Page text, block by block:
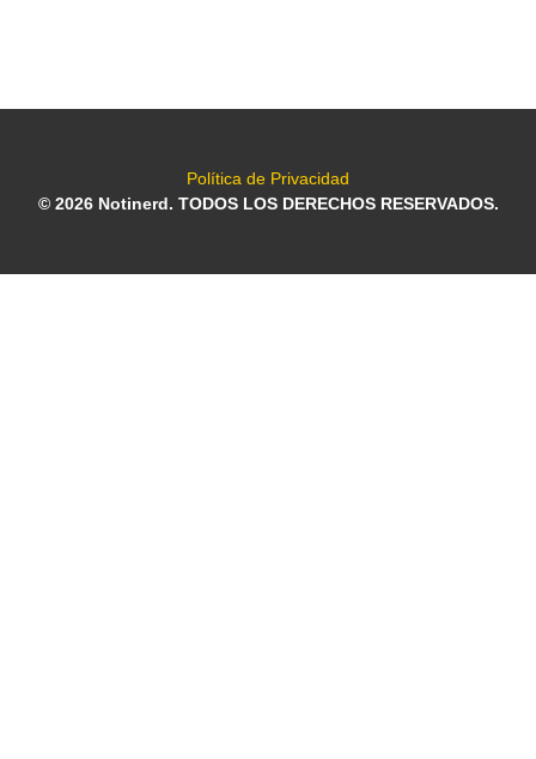
Política de Privacidad
© 2026 Notinerd. TODOS LOS DERECHOS RESERVADOS.